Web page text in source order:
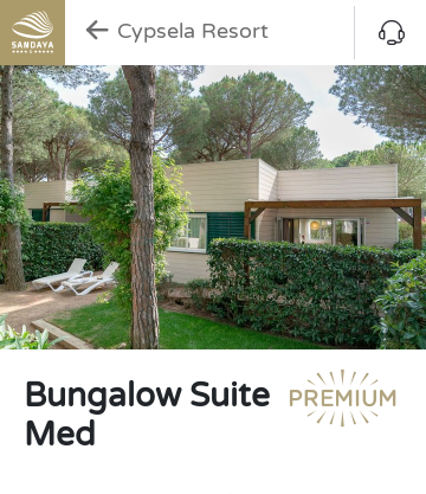
Cypsela Resort
Bungalow Suite
Med